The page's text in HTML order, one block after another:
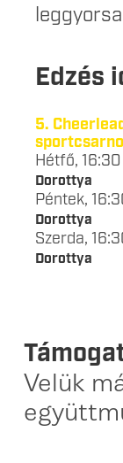
Edzés
5.
Hétfő,
Dorottya
Péntek,
Dorottya
Szerda,
Dorottya
Velük